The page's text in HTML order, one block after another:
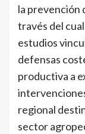
la prevención
través del
estudios
defensas
productiva a
regional
sector